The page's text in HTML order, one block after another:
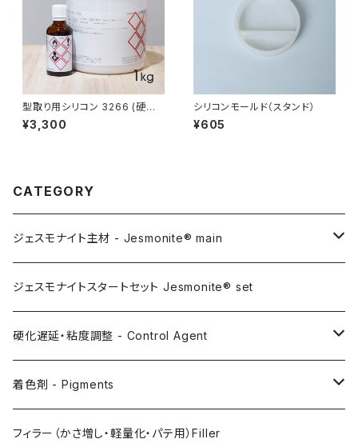
型取り用シリコン 3266 (硬化
¥3,300
シリコンモールド（スタンド）
¥605
CATEGORY
ジェスモナイト主材 - Jesmonite® main
AC100
AC200
AC730
FLEX METAL
ジェスモナイトスタートセット Jesmonite® set
硬化遅延・粘度調整 - Control Agent
Retarder（硬化遅延剤）
Thixotrope for AC100（増粘・タレ止め剤）
着色剤 - Pigments
Jesmonite製Pigments
フィラー（かさ増し・軽量化・パテ用）Filler